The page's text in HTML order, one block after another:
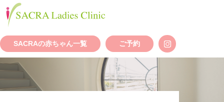
SACRAの赤ちゃん一覧 ご予約